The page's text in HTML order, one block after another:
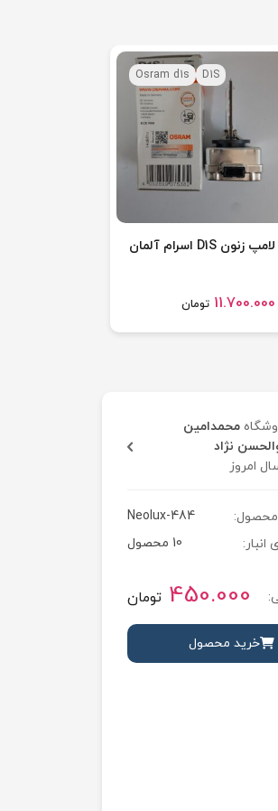
D1S
Osram d1s
لامپ زنون D1S اسرام آلمان
تومان11.700.000
محمدامین
نژاد
امروز
Neolux-484
10 محصول
تومان450.000
خرید محصول